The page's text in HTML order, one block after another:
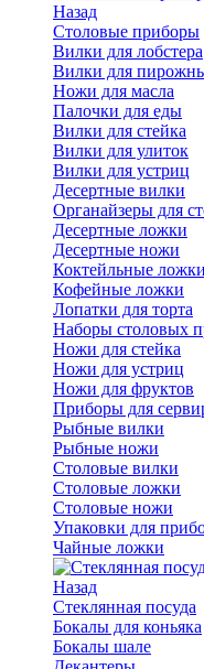
Назад
Cтоловые приборы
Вилки для лобстера
Вилки для
Ножи для масла
Палочки для еды
Вилки для стейка
Вилки для улиток
Вилки для устриц
Десертные вилки
Органайзеры для
Десертные ложки
Десертные ножи
Коктейльные ложки
Кофейные ложки
Лопатки для торта
Наборы столовых
Ножи для стейка
Ножи для устриц
Ножи для фруктов
Приборы для
Рыбные вилки
Рыбные ножи
Столовые вилки
Столовые ложки
Столовые ножи
Упаковки для
Чайные ложки
Назад
Стеклянная посуда
Бокалы для коньяка
Бокалы шале